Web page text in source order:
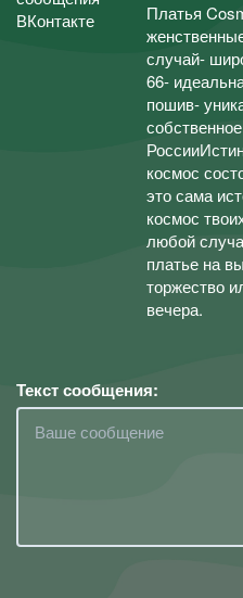
Платья
случай-
66-
пошив-
космос
это сама
космос
любой
платье на
торжество
вечера.
Текст сообщения: